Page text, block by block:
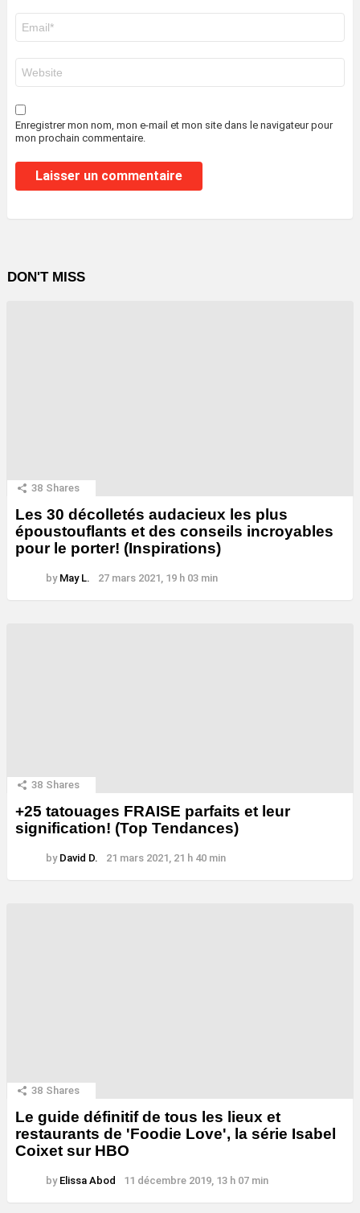
mail
*
web
Enregistrer mon nom, mon e-mail et mon site dans le navigateur pour
mon prochain commentaire.
DON'T MISS
38 Shares
Les 30 décolletés audacieux les plus
époustouflants et des conseils incroyables
pour le porter! (Inspirations)
by May L. 27 mars 2021, 19 h 03 min
38 Shares
+25 tatouages ​​FRAISE parfaits et leur
signification! (Top Tendances)
by David D. 21 mars 2021, 21 h 40 min
38 Shares
Le guide définitif de tous les lieux et
restaurants de 'Foodie Love', la série Isabel
Coixet sur HBO
by Elissa Abod 11 décembre 2019, 13 h 07 min